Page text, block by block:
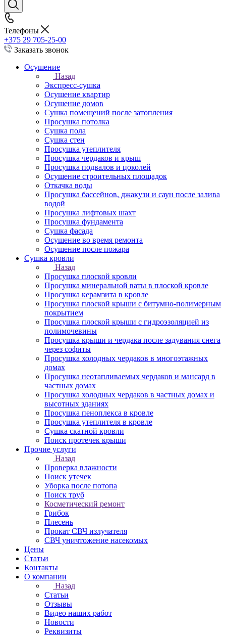
Телефоны
+375 29 705-25-00
Заказать звонок
Осушение
Назад
Экспресс-сушка
Осушение квартир
Осушение домов
Сушка помещений после затопления
Просушка потолка
Сушка пола
Сушка стен
Просушка утеплителя
Просушка чердаков и крыш
Просушка подвалов и цоколей
Осушение строительных площадок
Откачка воды
Просушка бассейнов, джакузи и саун после залива
водой
Просушка лифтовых шахт
Просушка фундамента
Сушка фасада
Осушение во время ремонта
Осушение после пожара
Сушка кровли
Назад
Просушка плоской кровли
Просушка минеральной ваты в плоской кровле
Просушка керамзита в кровле
Просушка плоской крыши с битумно-полимерным
покрытием
Просушка плоской крыши с гидроэзоляцией из
полимочевины
Просушка крыши и чердака после задувания снега
через софиты
Просушка холодных чердаков в многоэтажных
домах
Просушка неотапливаемых чердаков и мансард в
частных домах
Просушка холодных чердаков в частных домах и
высотных зданиях
Просушка пеноплекса в кровле
Просушка утеплителя в кровле
Сушка скатной кровли
Поиск протечек крыши
Прочие услуги
Назад
Проверка влажности
Поиск утечек
Уборка после потопа
Поиск труб
Косметический ремонт
Грибок
Плесень
Прокат СВЧ излучателя
СВЧ уничтожение насекомых
Цены
Статьи
Контакты
О компании
Назад
Статьи
Отзывы
Видео наших работ
Новости
Реквизиты